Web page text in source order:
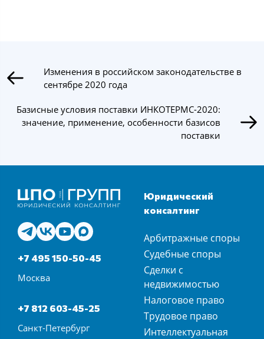
Изменения в российском законодательстве в
сентябре 2020 года
Базисные условия поставки ИНКОТЕРМС-2020:
значение, применение, особенности базисов
поставки
+7 495 150-50-45
Москва
+7 812 603-45-25
Санкт-Петербург
Юридический
консалтинг
Арбитражные споры
Судебные споры
Сделки с
недвижимостью
Налоговое право
Трудовое право
Интеллектуальная